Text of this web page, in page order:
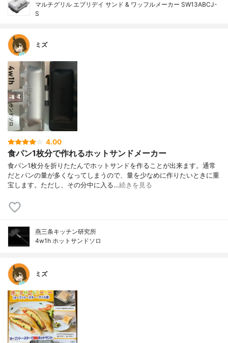
マルチグリル エブリデイ サンド & ワッフルメーカー SW13ABCJ-
S
ミズ
4.00
食パン1枚分で作れるホットサンドメーカー
食パン1枚分を折りたたんでホットサンドを作ることが出来ます。通常
だとパンの量が多くなってしまうので、量を少なめに作りたいときに重
宝します。ただし、その分中に入る…続きを見る
燕三条キッチン研究所
4w1h ホットサンドソロ
ミズ